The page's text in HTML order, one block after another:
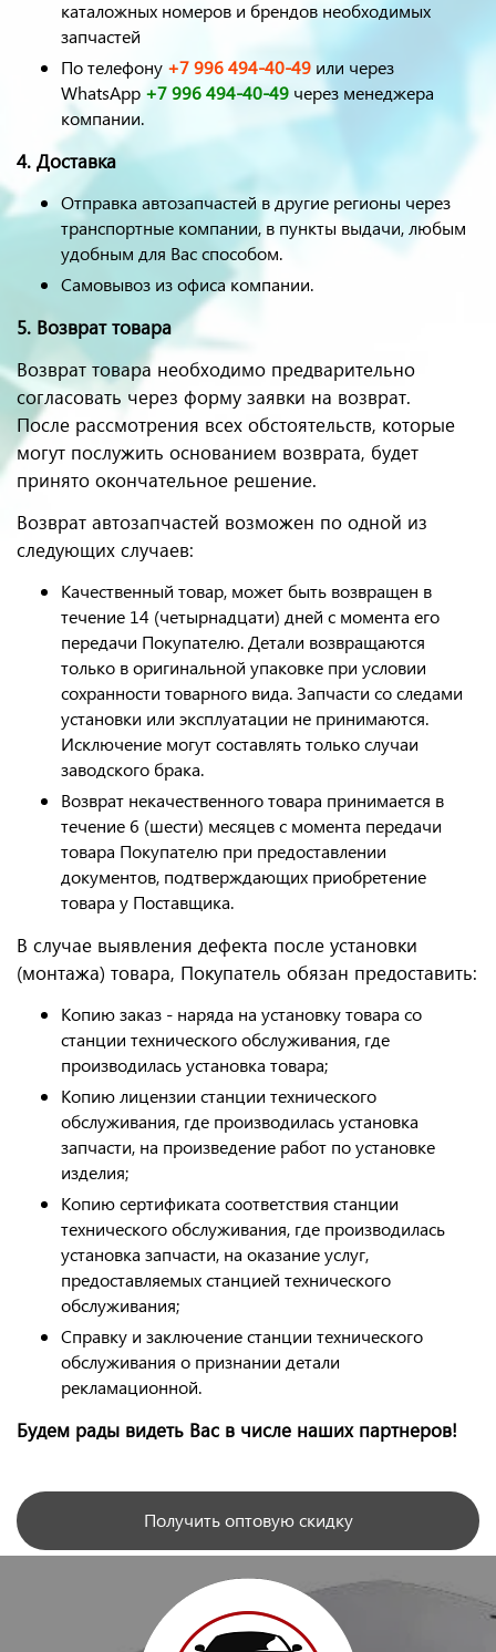
каталожных номеров и брендов необходимых
запчастей
По телефону +7 996 494-40-49 или через
WhatsApp +7 996 494-40-49 через менеджера
компании.
4. Доставка
Отправка автозапчастей в другие регионы через
транспортные компании, в пункты выдачи, любым
удобным для Вас способом.
Самовывоз из офиса компании.
5. Возврат товара
Возврат товара необходимо предварительно
согласовать через форму заявки на возврат.
После рассмотрения всех обстоятельств, которые
могут послужить основанием возврата, будет
принято окончательное решение.
Возврат автозапчастей возможен по одной из
следующих случаев:
Качественный товар, может быть возвращен в
течение 14 (четырнадцати) дней с момента его
передачи Покупателю. Детали возвращаются
только в оригинальной упаковке при условии
сохранности товарного вида. Запчасти со следами
установки или эксплуатации не принимаются.
Исключение могут составлять только случаи
заводского брака.
Возврат некачественного товара принимается в
течение 6 (шести) месяцев с момента передачи
товара Покупателю при предоставлении
документов, подтверждающих приобретение
товара у Поставщика.
В случае выявления дефекта после установки
(монтажа) товара, Покупатель обязан предоставить:
Копию заказ - наряда на установку товара со
станции технического обслуживания, где
производилась установка товара;
Копию лицензии станции технического
обслуживания, где производилась установка
запчасти, на произведение работ по установке
изделия;
Копию сертификата соответствия станции
технического обслуживания, где производилась
установка запчасти, на оказание услуг,
предоставляемых станцией технического
обслуживания;
Справку и заключение станции технического
обслуживания о признании детали
рекламационной.
Будем рады видеть Вас в числе наших партнеров!
Получить оптовую скидку